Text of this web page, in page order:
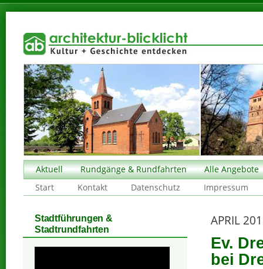
Aktuell Rundgänge & Rundfahrten
Alle Angebote
Start
Kontakt Datenschutz Impressum
APRIL
Ev.
bei
Stadtführungen &
Stadtrundfahrten